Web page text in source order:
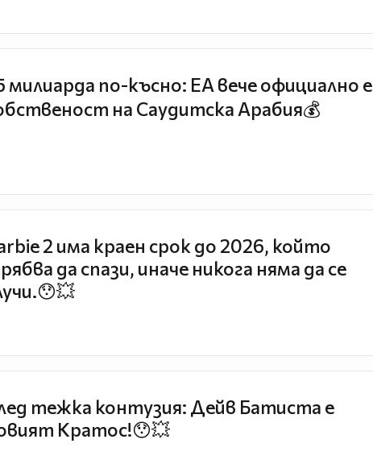
милиарда по-късно: EA вече официално е
на Саудитска Арабия💰
2 има краен срок до 2026, който
да спази, иначе никога няма да се
тежка контузия: Дейв Батиста е
Кратос!😯💥